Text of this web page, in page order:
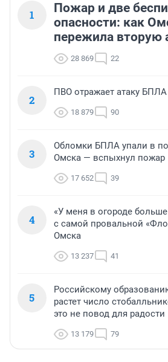
1
Пожар и две
опасности: как
пережила вторую
28 869 22
2
ПВО отражает атаку
18 879 90
3
Обломки БПЛА упали в
Омска — вспыхнул пожар
17 652 39
4
«У меня в огороде больше
с самой провальной
Омска
13 237 41
5
Российскому
растет число
это не повод для радости
13 179 79